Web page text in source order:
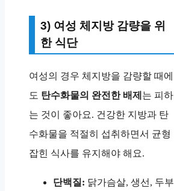
3) 여성 체지방 감량을 위
한 식단
여성의 경우 체지방을 감량할 때에
도 탄수화물의 완전한 배제 는 피하
는 것이 좋아요. 건강한 지방과 탄
수화물을 적절히 섭취하면서 균형
잡힌 식사를 유지해야 해요.
단백질: 닭가슴살, 생선, 두부